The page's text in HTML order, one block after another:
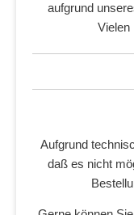
aufgrund
Vielen
Aufgrund
daß es nicht